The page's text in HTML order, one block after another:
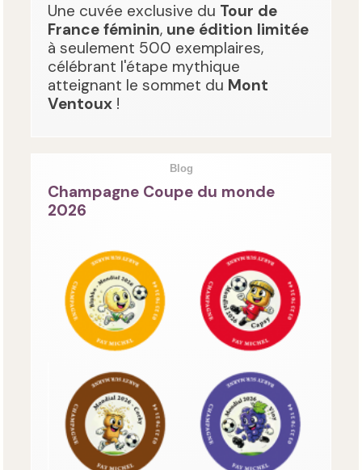
Une cuvée exclusive du Tour de
France féminin, une édition limitée
à seulement 500 exemplaires,
célébrant l'étape mythique
atteignant le sommet du Mont
Ventoux !
Blog
Champagne Coupe du monde
2026